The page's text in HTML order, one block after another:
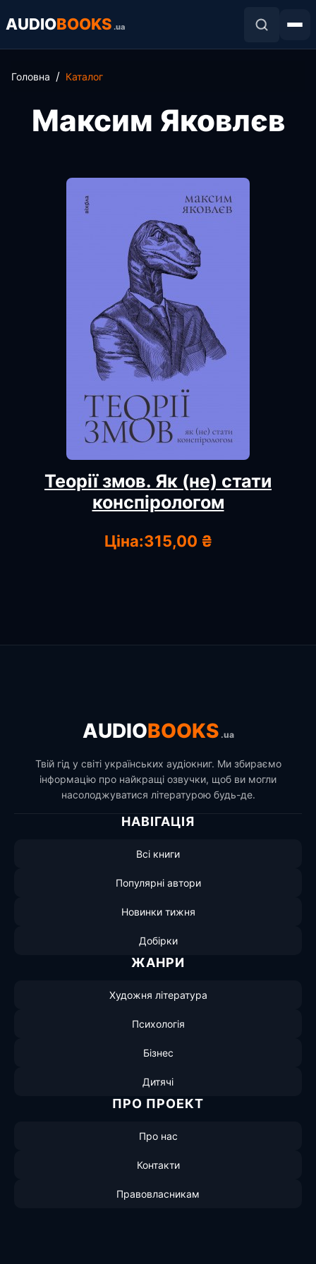
AUDIOBOOKS .ua
Головна Каталог
Максим Яковлєв
Теорії змов. Як (не) стати
конспірологом
Ціна:315,00 ₴
AUDIOBOOKS .ua
Твій гід у світі українських аудіокниг. Ми збираємо
інформацію про найкращі озвучки, щоб ви могли
насолоджуватися літературою будь-де.
НАВІГАЦІЯ
Всі книги
Популярні автори
Новинки тижня
Добірки
ЖАНРИ
Художня література
Психологія
Бізнес
Дитячі
ПРО ПРОЕКТ
Про нас
Контакти
Правовласникам